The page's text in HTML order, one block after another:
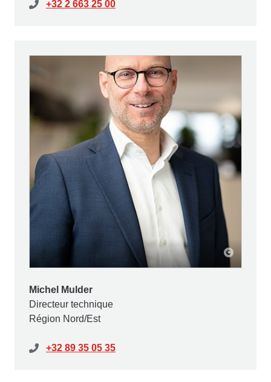
+32 2 663 25 00
Michel Mulder
Directeur technique
Région Nord/Est
+32 89 35 05 35